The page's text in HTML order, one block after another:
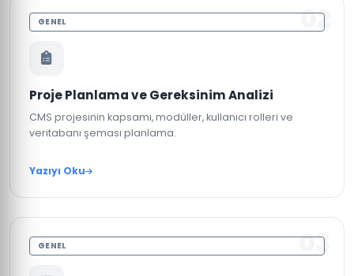
02
GENEL
Proje Planlama ve Gereksinim Analizi
CMS projesinin kapsamı, modüller, kullanıcı rolleri ve
veritabanı şeması planlama.
Yazıyı Oku
03
GENEL